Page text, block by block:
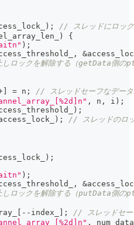
) ;
// スレッドにロック
)
{
) ;
, &
しロックを解除する（getData側
= n ;
// スレッドセーフなデー
, n , i ) ;
) ;
) ;
// スレッドのロ
) ;
) ;
, &
しロックを解除する（putData側
-- index_ ;
// スレッドセー
,